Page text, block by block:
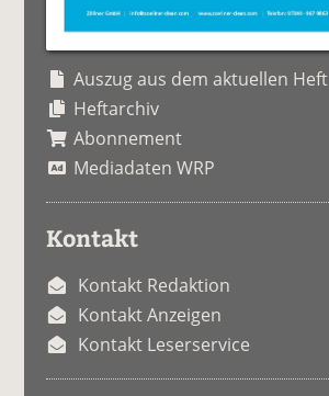
Auszug aus dem aktuellen Heft
Heftarchiv
Abonnement
Mediadaten WRP
Kontakt
Kontakt Redaktion
Kontakt Anzeigen
Kontakt Leserservice